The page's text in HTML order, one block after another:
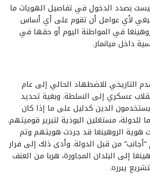
بصدد الدخول في تفاصيل الهويات ما
ينبغي لأي عوامل أن تقوم على أي أساس
في المواطنة اليوم أو حقها في
داخل ميانمار.
التاريخي للاضطهاد الحالي إلى عام
انقلاب عسكري إلى السلطة. وبغية تحديد
الدين كدليل على ما إذا كان
مستغلين البوذية لتبرير قوميتهم.
1974، كانت هوية الروهينغا قد جردت هويتهم وتم
من قبل الدولة. وأدى ذلك إلى فرار
إلى البلدان المجاورة، هربا من العنف
يبرره.